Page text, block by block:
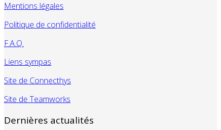
Mentions légales
Politique de confidentialité
F.A.Q.
Liens sympas
Site de Connecthys
Site de Teamworks
Dernières actualités